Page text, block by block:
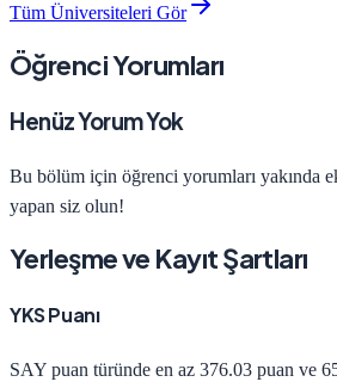
Tüm Üniversiteleri Gör
Öğrenci Yorumları
Henüz Yorum Yok
Bu bölüm için öğrenci yorumları yakında
yapan siz olun!
Yerleşme ve Kayıt Şartları
YKS Puanı
SAY puan türünde en az 376.03 puan ve